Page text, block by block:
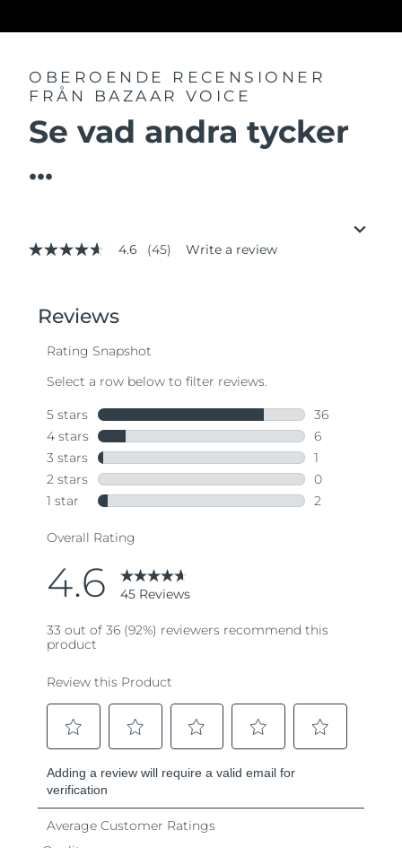
OBEROENDE RECENSIONER
FRÅN BAZAAR VOICE
Se vad andra tycker
...
4.6
stars,
average
value.
Same
page
link.
4.6 (45) Write a review